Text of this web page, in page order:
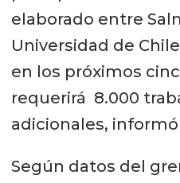
elaborado entre
Universidad de
en los próximos
requerirá 8.000
adicionales, informó
Según datos del